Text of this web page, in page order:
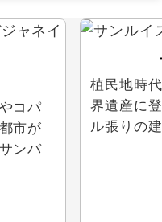
コパ
市が
ンバ
植民地時
界遺産に
ル張りの